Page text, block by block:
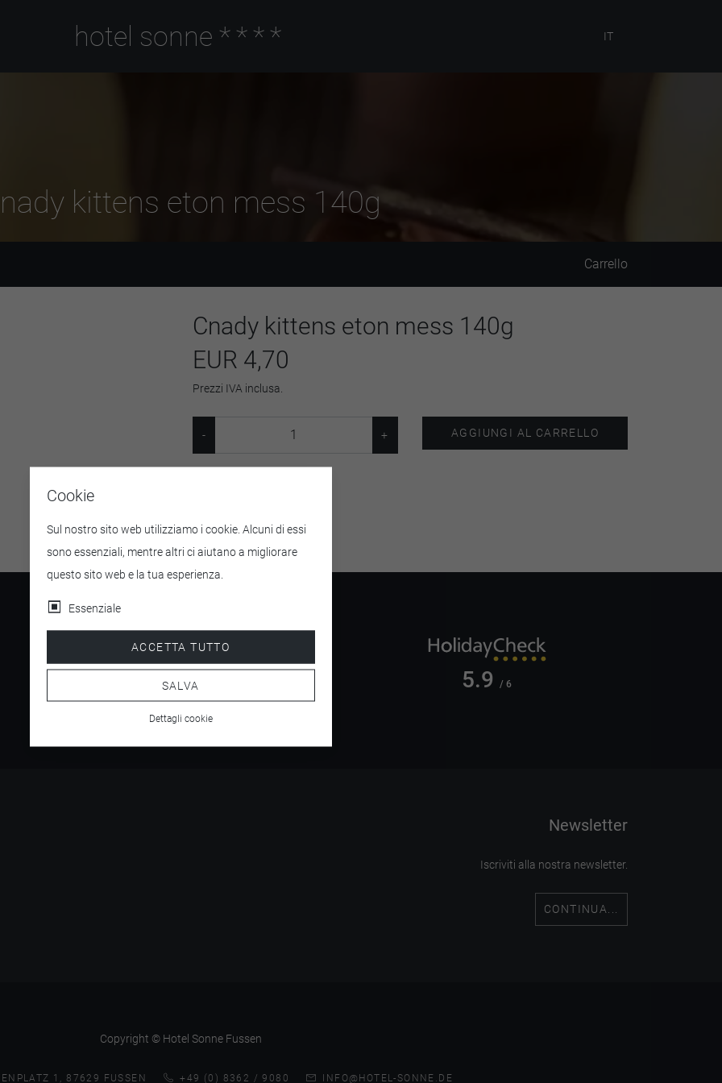
hotel sonne **** IT
kittens eton mess 140g
Carrello
Cnady kittens eton mess 140g
EUR 4,70
Prezzi IVA inclusa.
AGGIUNGI AL CARRELLO
4.5/ 5 5.9 / 6
Newsletter
Iscriviti alla nostra newsletter.
CONTINUA...
Copyright © Hotel Sonne Fussen
1, 87629 FUSSEN +49 (0) 8362 / 9080 INFO@HOTEL-SONNE.DE
Cookie
Sul nostro sito web utilizziamo i cookie. Alcuni di essi
sono essenziali, mentre altri ci aiutano a migliorare
questo sito web e la tua esperienza.
Essenziale
ACCETTA TUTTO
SALVA
Dettagli cookie